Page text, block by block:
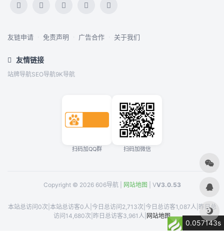
友链申请 · 免责声明 · 广告合作 · 关于我们
友情链接
站牌导航SEO导航9K导航
扫码加QQ群 扫码加微信
Copyright © 2026 606导航 | 网站地图 | VV3.0.53
本站总访问0次 本站总访客0人 今日总访问2,713次 今日总访客1,087人 昨日总
访问14,680次 昨日总访客3,961人 网站地图
0.057143s